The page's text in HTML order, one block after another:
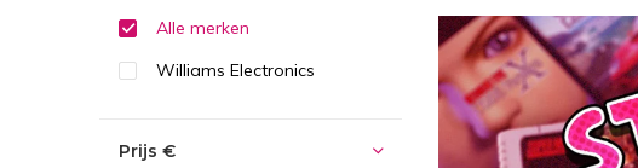
Alle merken
Williams Electronics
Prijs €